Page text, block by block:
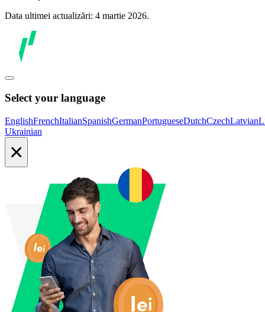
Data ultimei actualizări: 4 martie 2026.
Select your language
EnglishFrenchItalianSpanishGermanPortugueseDutchCzechLatvian
Ukrainian
×